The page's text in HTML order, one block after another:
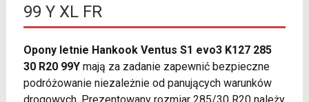
99 Y XL FR
Opony letnie Hankook Ventus S1 evo3 K127 285
30 R20 99Ymają za zadanie zapewnić bezpieczne
podróżowanie niezależnie od panujących warunków